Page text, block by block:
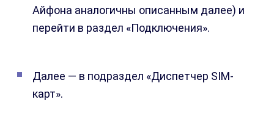
Айфона аналогичны описанным далее) и
перейти в раздел «Подключения».
Далее — в подраздел «Диспетчер SIM-
карт».